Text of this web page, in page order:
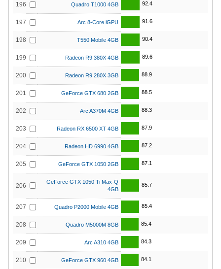
196 Quadro T1000 4GB 92.4
197 Arc 8-Core iGPU 91.6
198 T550 Mobile 4GB 90.4
199 Radeon R9 380X 4GB 89.6
200 Radeon R9 280X 3GB 88.9
201 GeForce GTX 680 2GB 88.5
202 Arc A370M 4GB 88.3
203 Radeon RX 6500 XT 4GB 87.9
204 Radeon HD 6990 4GB 87.2
205 GeForce GTX 1050 2GB 87.1
206
GeForce GTX 1050 Ti Max-Q
4GB
85.7
207 Quadro P2000 Mobile 4GB 85.4
208 Quadro M5000M 8GB 85.4
209 Arc A310 4GB 84.3
210 GeForce GTX 960 4GB 84.1